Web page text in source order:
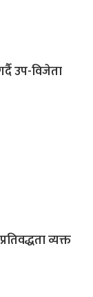
उप-विजेता
व्यक्त